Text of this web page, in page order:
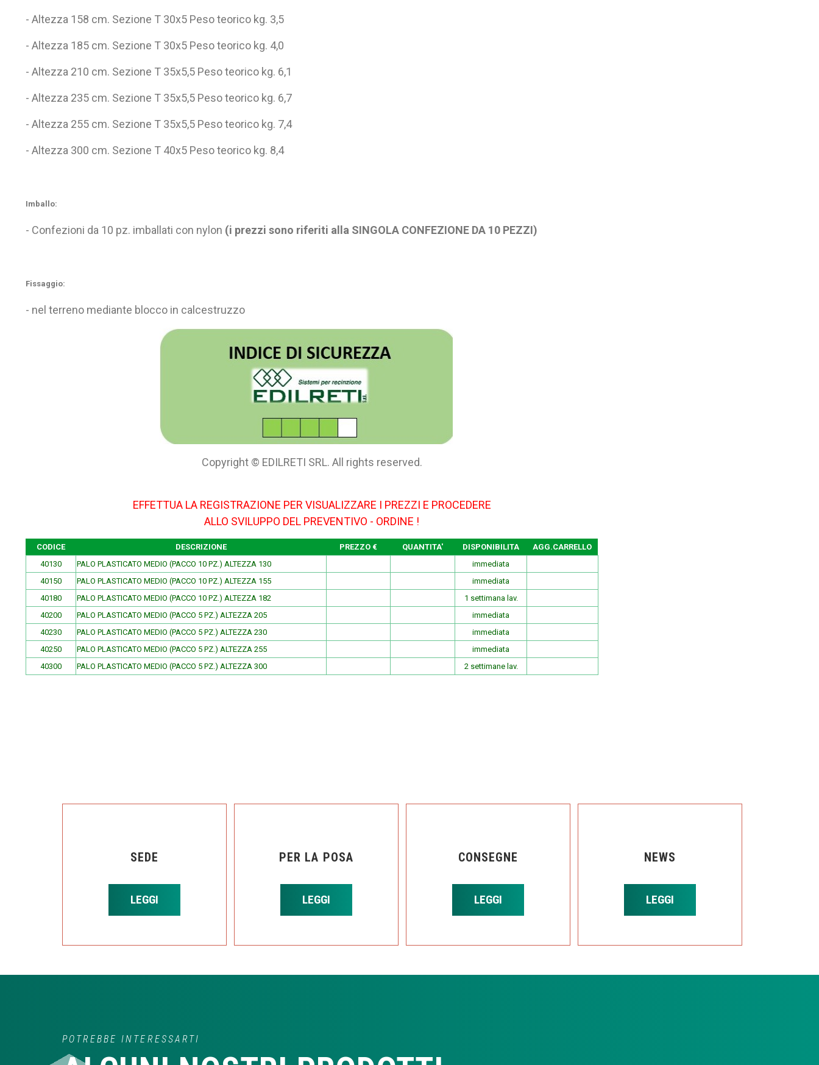
- Altezza 158 cm. Sezione T 30x5 Peso teorico kg. 3,5
- Altezza 185 cm. Sezione T 30x5 Peso teorico kg. 4,0
- Altezza 210 cm. Sezione T 35x5,5 Peso teorico kg. 6,1
- Altezza 235 cm. Sezione T 35x5,5 Peso teorico kg. 6,7
- Altezza 255 cm. Sezione T 35x5,5 Peso teorico kg. 7,4
- Altezza 300 cm. Sezione T 40x5 Peso teorico kg. 8,4
Imballo:
- Confezioni da 10 pz. imballati con nylon (i prezzi sono riferiti alla SINGOLA CONFEZIONE DA 10 PEZZI)
Fissaggio:
- nel terreno mediante blocco in calcestruzzo
Copyright © EDILRETI SRL. All rights reserved.
EFFETTUA LA REGISTRAZIONE PER VISUALIZZARE I PREZZI E PROCEDERE
ALLO SVILUPPO DEL PREVENTIVO - ORDINE !
CODICE DESCRIZIONE PREZZO € QUANTITA' DISPONIBILITA
AGG.CARRELLO
40130
PALO PLASTICATO MEDIO (PACCO 10 PZ.) ALTEZZA 130
immediata
40150
PALO PLASTICATO MEDIO (PACCO 10 PZ.) ALTEZZA 155
immediata
40180
PALO PLASTICATO MEDIO (PACCO 10 PZ.) ALTEZZA 182
1 settimana lav.
40200
PALO PLASTICATO MEDIO (PACCO 5 PZ.) ALTEZZA 205
immediata
40230
PALO PLASTICATO MEDIO (PACCO 5 PZ.) ALTEZZA 230
immediata
40250
PALO PLASTICATO MEDIO (PACCO 5 PZ.) ALTEZZA 255
immediata
40300
PALO PLASTICATO MEDIO (PACCO 5 PZ.) ALTEZZA 300 2 settimane lav.
SEDE
LEGGI
PER LA POSA
LEGGI
CONSEGNE
LEGGI
NEWS
LEGGI
POTREBBE INTERESSARTI